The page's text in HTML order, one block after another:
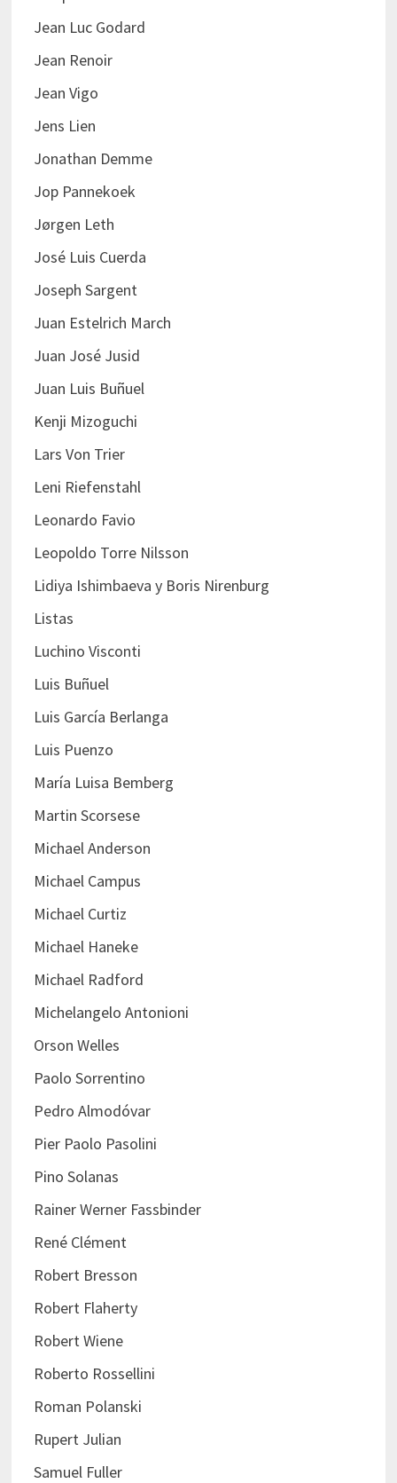
Jean Luc Godard
Jean Renoir
Jean Vigo
Jens Lien
Jonathan Demme
Jop Pannekoek
Jørgen Leth
José Luis Cuerda
Joseph Sargent
Juan Estelrich March
Juan José Jusid
Juan Luis Buñuel
Kenji Mizoguchi
Lars Von Trier
Leni Riefenstahl
Leonardo Favio
Leopoldo Torre Nilsson
Lidiya Ishimbaeva y Boris Nirenburg
Listas
Luchino Visconti
Luis Buñuel
Luis García Berlanga
Luis Puenzo
María Luisa Bemberg
Martin Scorsese
Michael Anderson
Michael Campus
Michael Curtiz
Michael Haneke
Michael Radford
Michelangelo Antonioni
Orson Welles
Paolo Sorrentino
Pedro Almodóvar
Pier Paolo Pasolini
Pino Solanas
Rainer Werner Fassbinder
René Clément
Robert Bresson
Robert Flaherty
Robert Wiene
Roberto Rossellini
Roman Polanski
Rupert Julian
Samuel Fuller